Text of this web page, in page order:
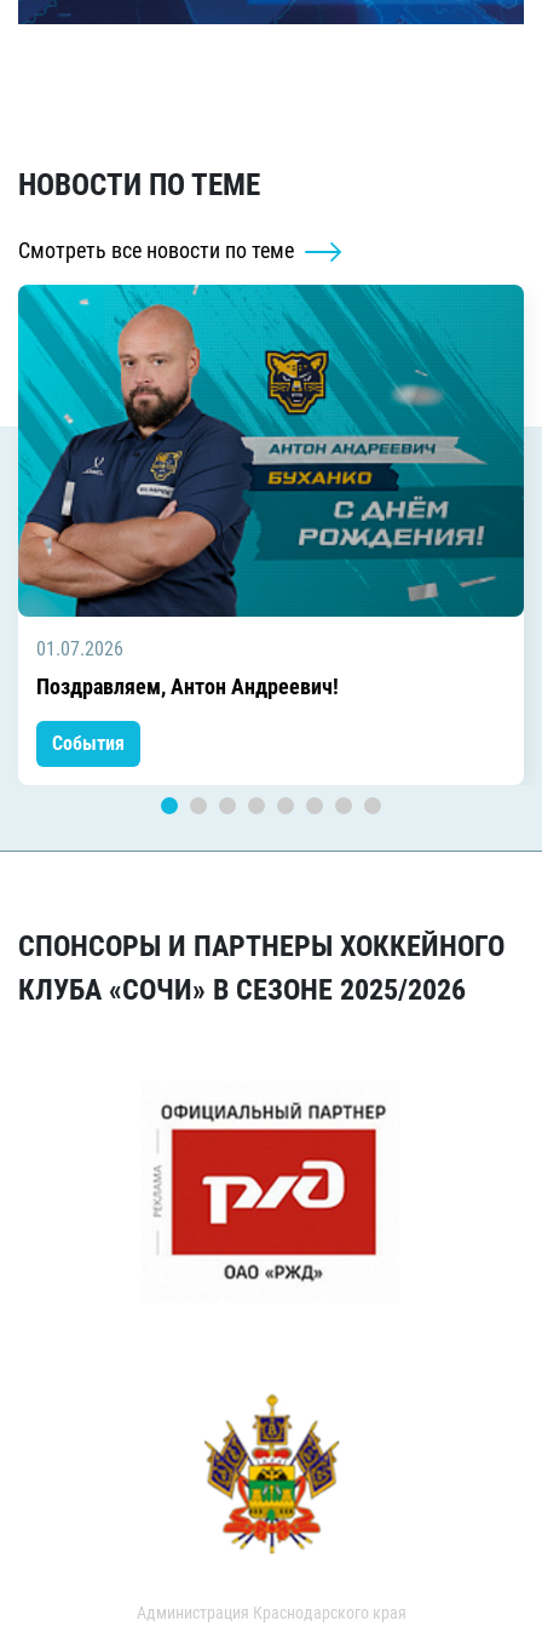
НОВОСТИ ПО ТЕМЕ
Смотреть все новости по теме
01.07.2026
Поздравляем, Антон Андреевич!
События
СПОНСОРЫ И ПАРТНЕРЫ ХОККЕЙНОГО
КЛУБА «СОЧИ» В СЕЗОНЕ 2025/2026
Администрация Краснодарского края